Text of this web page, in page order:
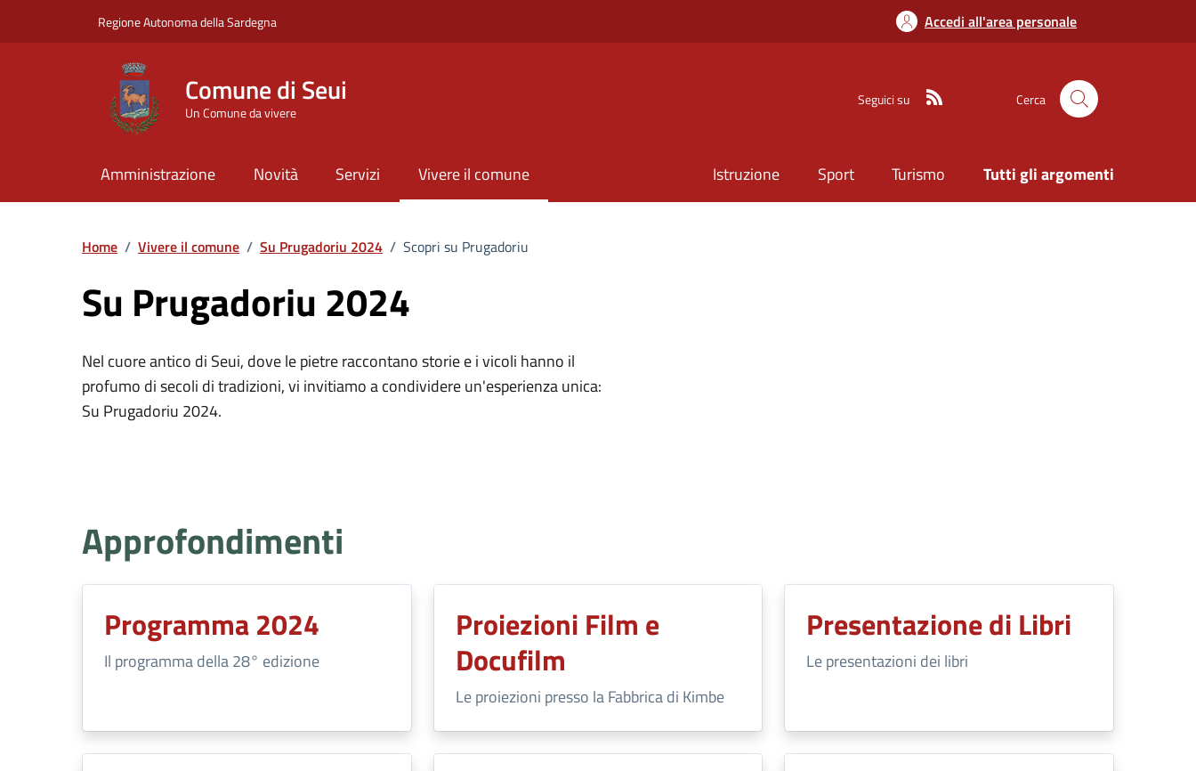
Regione Autonoma della Sardegna Accedi all'area personale
Comune di Seui
Un Comune da vivere
Seguici su Cerca
Amministrazione Novità Servizi Vivere il comune Istruzione Sport Turismo Tutti gli argomenti
Home / Vivere il comune / Su Prugadoriu 2024 / Scopri su Prugadoriu
Su Prugadoriu 2024
Nel cuore antico di Seui, dove le pietre raccontano storie e i vicoli hanno il
profumo di secoli di tradizioni, vi invitiamo a condividere un'esperienza unica:
Su Prugadoriu 2024.
Approfondimenti
Programma 2024
Il programma della 28° edizione
Proiezioni Film e
Docufilm
Le proiezioni presso la Fabbrica di Kimbe
Presentazione di Libri
Le presentazioni dei libri